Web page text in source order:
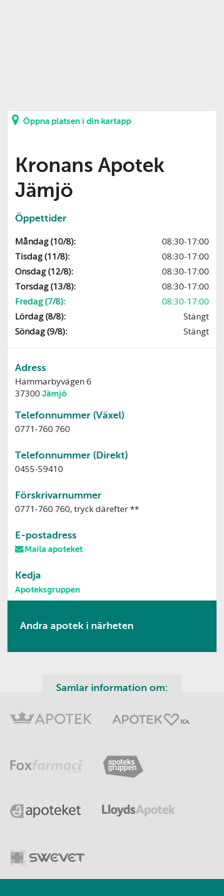
Öppna platsen i din kartapp
Kronans Apotek
Jämjö
Öppettider
Måndag (10/8):
08:30-17:00
Tisdag (11/8):
08:30-17:00
Onsdag (12/8):
08:30-17:00
Torsdag (13/8):
08:30-17:00
Fredag (7/8):
08:30-17:00
Lördag (8/8):
Stängt
Söndag (9/8):
Stängt
Adress
Hammarbyvägen 6
37300Jämjö
Telefonnummer (Växel)
0771-760 760
Telefonnummer (Direkt)
0455-59410
Förskrivarnummer
0771-760 760, tryck därefter **
E-postadress
Maila apoteket
Kedja
Apoteksgruppen
Andra apotek i närheten
Samlar information om: